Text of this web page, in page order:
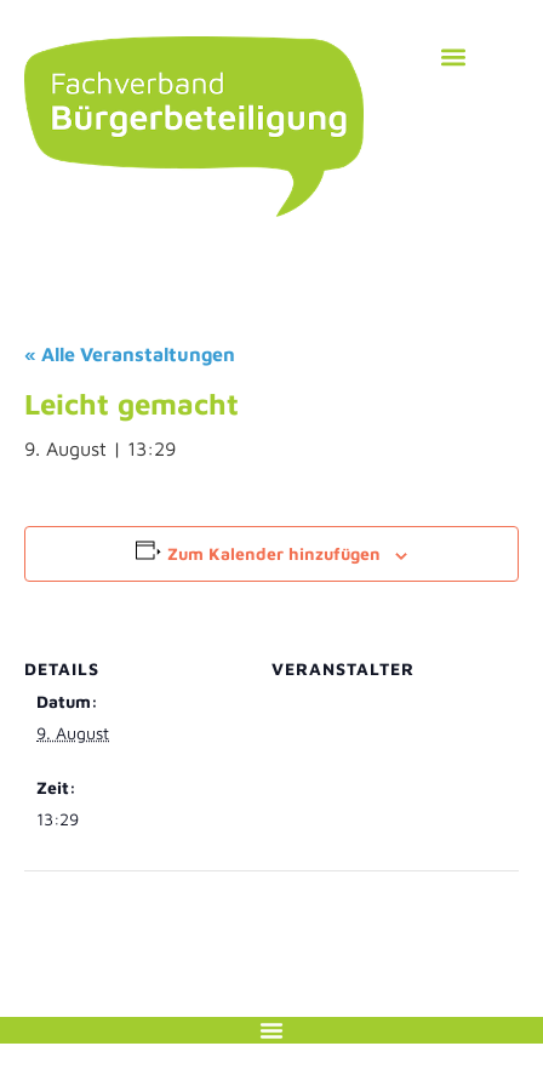
« Alle Veranstaltungen
Leicht gemacht
9. August | 13:29
Zum Kalender hinzufügen
DETAILS
Datum:
9. August
Zeit:
13:29
VERANSTALTER